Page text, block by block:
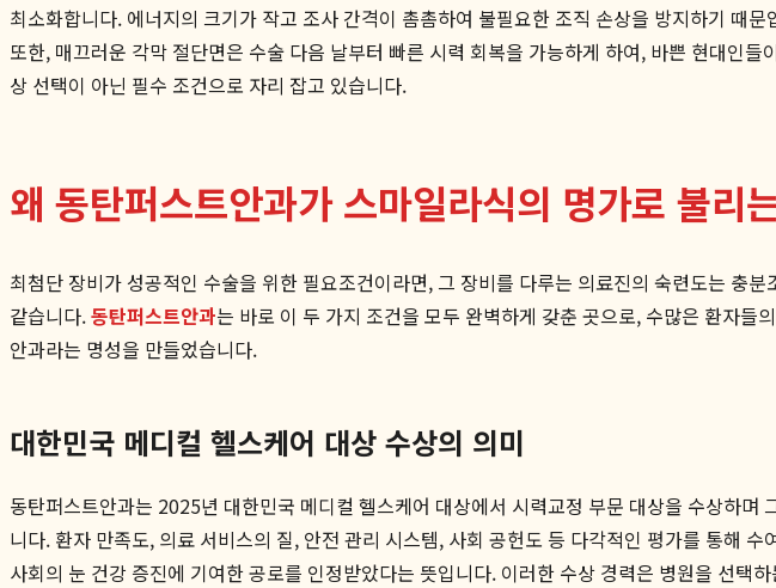
최소화합니다. 에너지의 크기가 작고 조사 간격이 촘촘하여 불필요한 조직 손상을 방지하기 때
또한, 매끄러운 각막 절단면은 수술 다음 날부터 빠른 시력 회복을 가능하게 하여, 바쁜 현대인
상 선택이 아닌 필수 조건으로 자리 잡고 있습니다.
왜 동탄퍼스트안과가 스마일라식의 명가로 불리
최첨단 장비가 성공적인 수술을 위한 필요조건이라면, 그 장비를 다루는 의료진의 숙련도는 충
같습니다.동탄퍼스트안과는 바로 이 두 가지 조건을 모두 완벽하게 갖춘 곳으로, 수많은 환자들
안과라는 명성을 만들었습니다.
대한민국 메디컬 헬스케어 대상 수상의 의미
동탄퍼스트안과는 2025년 대한민국 메디컬 헬스케어 대상에서 시력교정 부문 대상을 수상하
니다. 환자 만족도, 의료 서비스의 질, 안전 관리 시스템, 사회 공헌도 등 다각적인 평가를 통해 수
사회의 눈 건강 증진에 기여한 공로를 인정받았다는 뜻입니다. 이러한 수상 경력은 병원을 선택